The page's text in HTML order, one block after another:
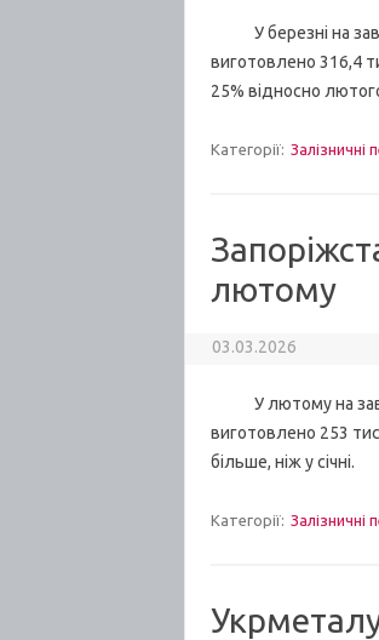
У березні на
виготовлено 316,4
25% відносно
Категорії: Залізничні
лютому
03.03.2026
У лютому на
виготовлено 253
більше, ніж у січні.
Категорії: Залізничні